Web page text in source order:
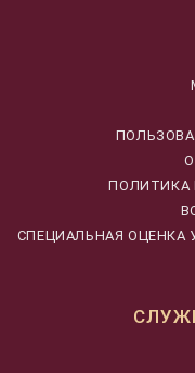
ПОЛИТИКА
CПЕЦИАЛЬНАЯ ОЦЕНКА